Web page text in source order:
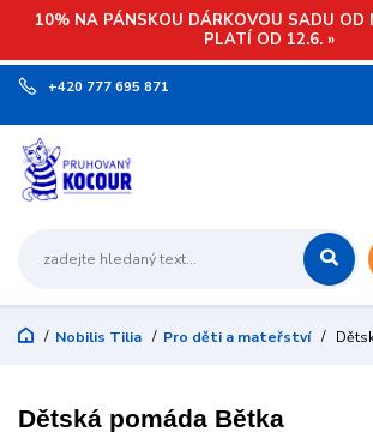
10% NA PÁNSKOU DÁRKOVOU SADU OD
PLATÍ OD 12.6. »
+420 777 695 871
Nobilis Tilia Pro děti a mateřství
Dětská pomáda Bětka